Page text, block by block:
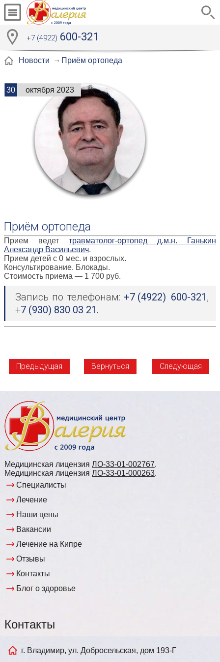
+7 (4922) 600-321
Новости Приём ортопеда
30 октября 2023
Приём ортопеда
Прием ведет травматолог-ортопед д.м.н. Ганькин
Александр Васильевич.
Прием детей с 0 мес. и взрослых.
Консультирование. Блокады.
Стоимость приема — 1 700 руб.
Запись по телефонам: +7 (4922) 600-321 ,
+7 (930) 830 03 21.
Предыдущая Вернуться Следующая
Медицинская лицензия ЛО-33-01-002767.
Медицинская лицензия ЛО-33-01-000263.
Специалисты
Лечение
Наши цены
Вакансии
Лечение на Кипре
Отзывы
Контакты
Блог о здоровье
Контакты
г. Владимир, ул. Добросельская, дом 193-Г